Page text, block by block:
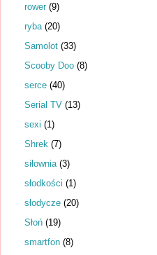
rower (9)
ryba (20)
Samolot (33)
Scooby Doo (8)
serce (40)
Serial TV (13)
sexi (1)
Shrek (7)
siłownia (3)
słodkości (1)
słodycze (20)
Słoń (19)
smartfon (8)